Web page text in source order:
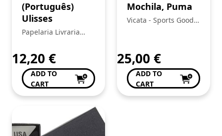
(Português)
Ulisses
Papelaria Livraria
12,20 €
ADD TO
CART
Mochila, Puma
Vicata - Sports Goods
25,00 €
ADD TO
CART